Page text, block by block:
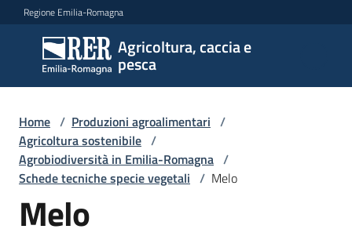
Vai al contenuto
Vai alla navigazione
Vai al footer
Regione Emilia-Romagna
Agricoltura, caccia e
pesca
Agricoltura,
caccia e
pesca
Argomenti
Novità
Home / Produzioni agroalimentari /
Agricoltura sostenibile /
Agrobiodiversità in Emilia-Romagna /
Schede tecniche specie vegetali / Melo
Melo